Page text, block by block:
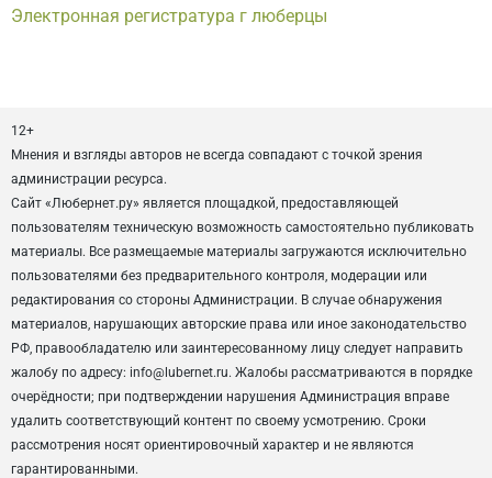
Электронная регистратура г люберцы
12+
Мнения и взгляды авторов не всегда совпадают с точкой зрения
администрации ресурса.
Сайт «Любернет.ру» является площадкой, предоставляющей
пользователям техническую возможность самостоятельно публиковать
материалы. Все размещаемые материалы загружаются исключительно
пользователями без предварительного контроля, модерации или
редактирования со стороны Администрации. В случае обнаружения
материалов, нарушающих авторские права или иное законодательство
РФ, правообладателю или заинтересованному лицу следует направить
жалобу по адресу: info@lubernet.ru. Жалобы рассматриваются в порядке
очерёдности; при подтверждении нарушения Администрация вправе
удалить соответствующий контент по своему усмотрению. Сроки
рассмотрения носят ориентировочный характер и не являются
гарантированными.